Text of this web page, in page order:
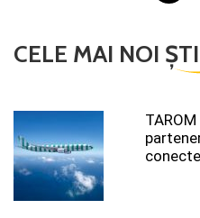
CELE MAI NOI